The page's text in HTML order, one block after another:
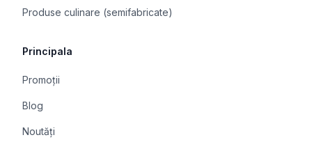
Produse culinare (semifabricate)
Principala
Promoții
Blog
Noutăți